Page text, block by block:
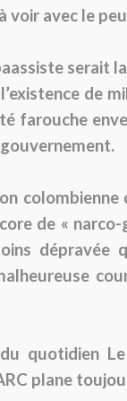
voir avec le
serait
de
farouche
colombienne
de «
dépravée
quotidien
plane